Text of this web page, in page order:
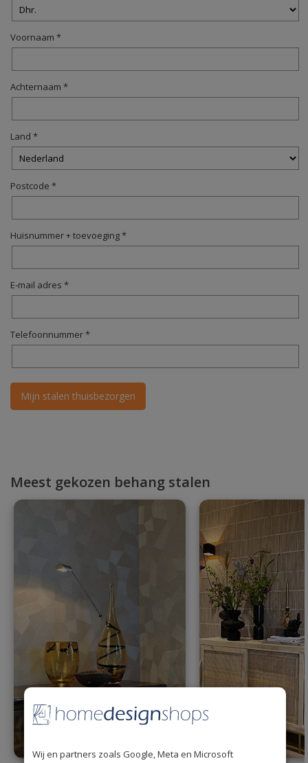
Voornaam *
Achternaam *
Land *
Postcode *
Huisnummer + toevoeging *
E-mail adres *
Telefoonnummer *
Meest gekozen behang stalen
Wij en partners zoals Google, Meta en Microsoft